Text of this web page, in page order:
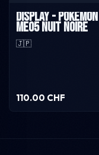
Display - Pokémon
ME05 Nuit Noire
🇯🇵
110.00 CHF